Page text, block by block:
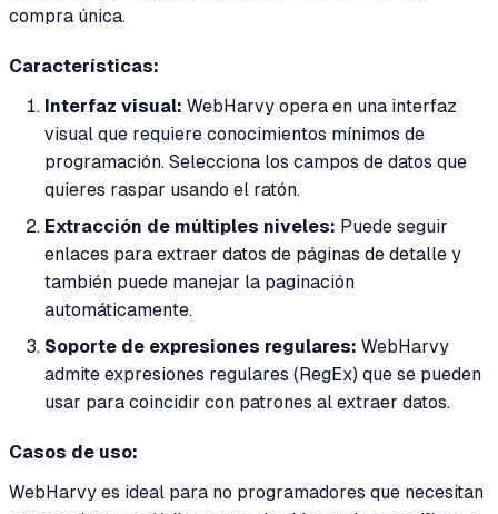
compra única.
Características:
Interfaz visual: WebHarvy opera en una interfaz
visual que requiere conocimientos mínimos de
programación. Selecciona los campos de datos que
quieres raspar usando el ratón.
Extracción de múltiples niveles: Puede seguir
enlaces para extraer datos de páginas de detalle y
también puede manejar la paginación
automáticamente.
Soporte de expresiones regulares: WebHarvy
admite expresiones regulares (RegEx) que se pueden
usar para coincidir con patrones al extraer datos.
Casos de uso:
WebHarvy es ideal para no programadores que necesitan